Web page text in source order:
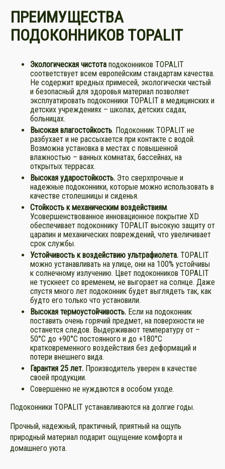
ПРЕИМУЩЕСТВА
ПОДОКОННИКОВ TOPALIT
Экологическая чистота подоконников TOPALIT
соответствует всем европейским стандартам качества.
Не содержит вредных примесей, экологически чистый
и безопасный для здоровья материал позволяет
эксплуатировать подоконники TOPALIT в медицинских и
детских учреждениях – школах, детских садах,
больницах.
Высокая влагостойкость. Подоконник TOPALIT не
разбухает и не рассыхается при контакте с водой.
Возможна установка в местах с повышенной
влажностью – ванных комнатах, бассейнах, на
открытых террасах.
Высокая ударостойкость. Это сверхпрочные и
надежные подоконники, которые можно использовать в
качестве столешницы и сиденья.
Стойкость к механическим воздействиям.
Усовершенствованное инновационное покрытие XD
обеспечивает подоконнику TOPALIT высокую защиту от
царапин и механических повреждений, что увеличивает
срок службы.
Устойчивость к воздействию ультрафиолета. TOPALIT
можно устанавливать на улице, они на 100% устойчивы
к солнечному излучению. Цвет подоконников TOPALIT
не тускнеет со временем, не выгорает на солнце. Даже
спустя много лет подоконник будет выглядеть так, как
будто его только что установили.
Высокая термоустойчивость. Если на подоконник
поставить очень горячий предмет, на поверхности не
останется следов. Выдерживают температуру от –
50°C до +90°C постоянного и до +180°C
кратковременного воздействия без деформаций и
потери внешнего вида.
Гарантия 25 лет. Производитель уверен в качестве
своей продукции.
Совершенно не нуждаются в особом уходе.
Подоконники TOPALIT устанавливаются на долгие годы.
Прочный, надежный, практичный, приятный на ощупь
природный материал подарит ощущение комфорта и
домашнего уюта.